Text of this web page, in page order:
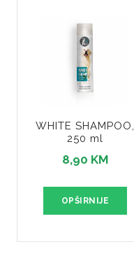
WHITE SHAMPOO,
250 ml
8,90 KM
OPŠIRNIJE